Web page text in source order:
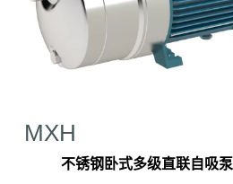
MXH
不锈钢卧式多级直联自吸泵